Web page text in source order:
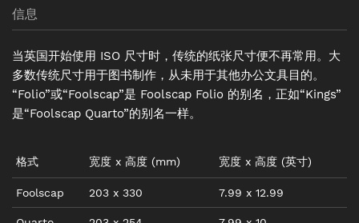
信息
当英国开始使用 ISO 尺寸时，传统的纸张尺寸便不再常用。大
多数传统尺寸用于图书制作，从未用于其他办公文具目的。
“Folio”或“Foolscap”是 Foolscap Folio 的别名，正如“Kings”
是“Foolscap Quarto”的别名一样。
格式 宽度 x 高度 (mm) 宽度 x 高度 (英寸)
Foolscap 203 x 330 7.99 x 12.99